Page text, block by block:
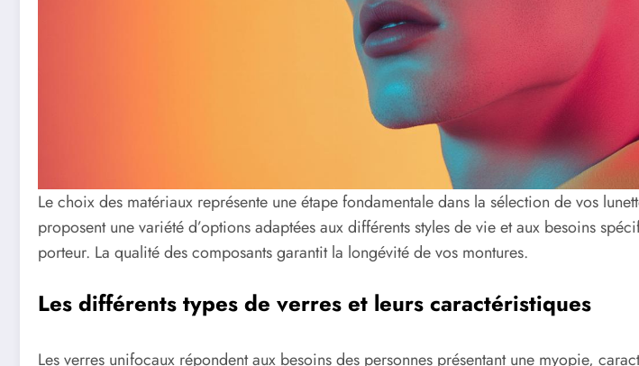
Le choix des matériaux représente une étape fondamentale dans la sélection de vos
proposent une variété d’options adaptées aux différents styles de vie et aux besoins
porteur. La qualité des composants garantit la longévité de vos montures.
Les différents types de verres et leurs caractéristiques
Les verres unifocaux répondent aux besoins des personnes présentant une myopie,